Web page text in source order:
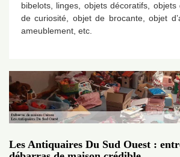
bibelots, linges, objets décoratifs,
de curiosité, objet de brocante, objet
ameublement, etc.
Les Antiquaires Du Sud Ouest :